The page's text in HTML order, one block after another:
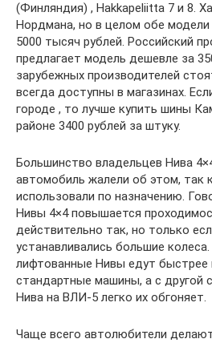
(Финляндия) , Hakkapeliitta 7 и 8.
Нордмана, но в целом обе
5000 тысяч рублей. Российский
предлагает модель дешевле за
зарубежных производителей
всегда доступны в магазинах.
городе , то лучше купить шины
районе 3400 рублей за штуку.
Большинство владельцев Нива
автомобиль жалели об этом, так
использовали по назначению.
Нивы 4×4 повышается
действительно так, но только
устанавливались большие
лифтованные Нивы едут быстрее
стандартные машины, а с другой
Нива на ВЛИ-5 легко их обгоняет.
Чаще всего автолюбители